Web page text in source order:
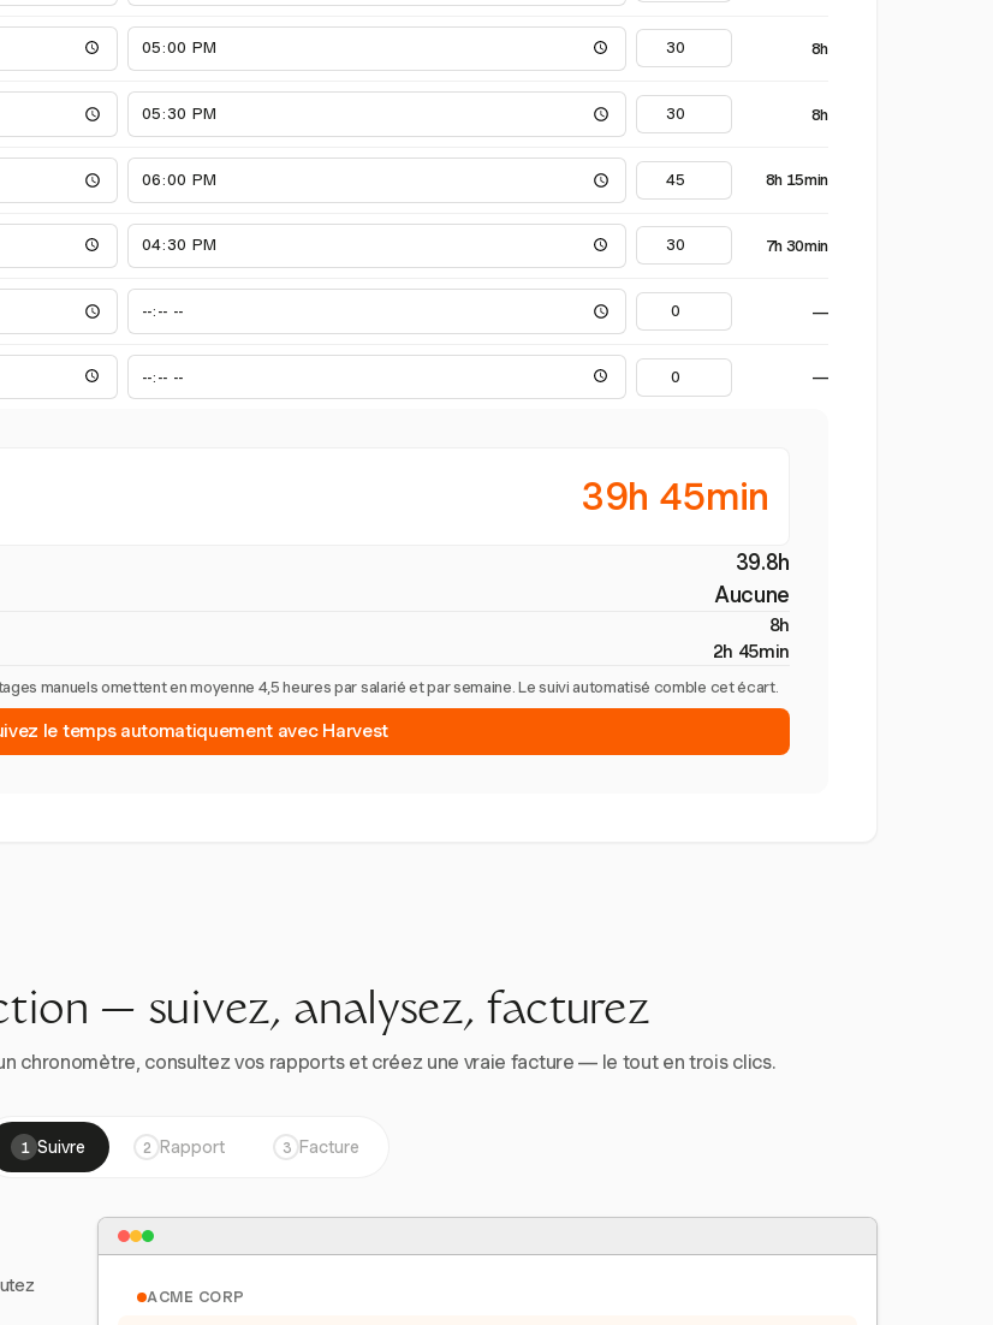
8h
8h
8h 15min
7h 30min
—
—
39h 45min
39.8h
Aucune
8h
2h 45min
manuels omettent en moyenne 4,5 heures par salarié et par semaine. Le suivi automatisé comble cet écart.
le temps automatiquement avec Harvest
— suivez, analysez, facturez
chronomètre, consultez vos rapports et créez une vraie facture — le tout en trois clics.
1 Suivre 2 Rapport 3 Facture
ACME CORP